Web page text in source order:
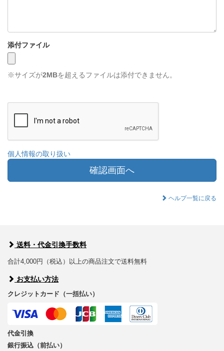
添付ファイル
※サイズが2MBを超えるファイルは添付できません。
個人情報の取り扱い
確認画面へ
ヘルプ一覧に戻る
送料・代金引換手数料
合計4,000円（税込）以上の商品注文で送料無料
お支払い方法
クレジットカード（一括払い）
代金引換
銀行振込（前払い）